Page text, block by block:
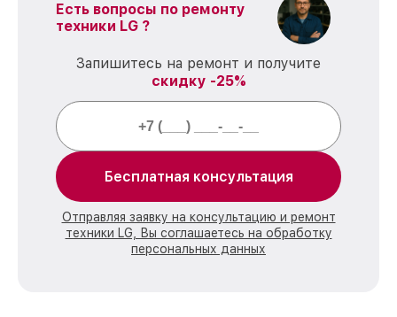
Есть вопросы по ремонту
техники LG ?
Запишитесь на ремонт и получите
скидку -25%
Бесплатная консультация
Отправляя заявку на консультацию и ремонт
техники LG, Вы соглашаетесь на обработку
персональных данных